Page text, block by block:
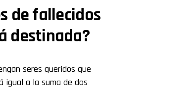
de fallecidos
destinada?
seres queridos que
igual a la suma de dos